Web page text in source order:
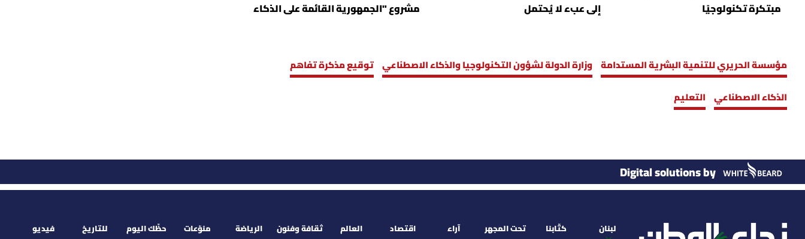
مبتكرة تكنولوجيًا
إلى عبء لا يُحتمل
مشروع "الجمهورية القائمة على الذكاء
مؤسسة الحريري للتنمية البشرية المستدامة وزارة الدولة لشؤون التكنولوجيا والذكاء الاصطناعي توقيع مذكرة تفاهم
الذكاء الاصطناعي التعليم
Digital solutions by
لبنان كتّابنا تحت المجهر آراء اقتصاد العالم ثقافة وفنون الرياضة منوّعات حظّك اليوم للتاريخ فيديو